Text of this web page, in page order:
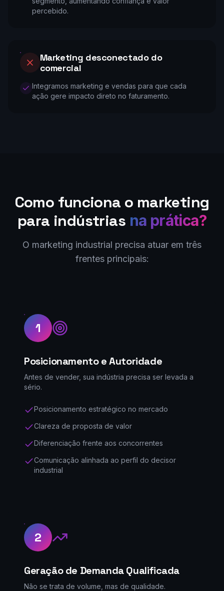
percebido.
Marketing desconectado do
comercial
Integramos marketing e vendas para que cada
ação gere impacto direto no faturamento.
Como funciona o marketing
para indústrias na prática?
O marketing industrial precisa atuar em três
frentes principais:
1
Posicionamento e Autoridade
Antes de vender, sua indústria precisa ser levada a
sério.
Posicionamento estratégico no mercado
Clareza de proposta de valor
Diferenciação frente aos concorrentes
Comunicação alinhada ao perfil do decisor
industrial
2
Geração de Demanda Qualificada
Não se trata de volume, mas de qualidade.